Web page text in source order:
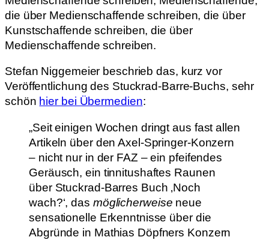
die über Medienschaffende schreiben, die über
Kunstschaffende schreiben, die über
Medienschaffende schreiben.
Stefan Niggemeier beschrieb das, kurz vor
Veröffentlichung des Stuckrad-Barre-Buchs, sehr
schön hier bei Übermedien:
„Seit einigen Wochen dringt aus fast allen
Artikeln über den Axel-Springer-Konzern
– nicht nur in der FAZ – ein pfeifendes
Geräusch, ein tinnitushaftes Raunen
über Stuckrad-Barres Buch ‚Noch
wach?‘, das möglicherweise neue
sensationelle Erkenntnisse über die
Abgründe in Mathias Döpfners Konzern